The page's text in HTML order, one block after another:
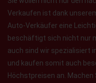
Verkaufen ist dank
Auto-Verkäufer eine
beschäftigt sich nicht nur
auch sind wir spezialisiert
und kaufen somit auch
Höchstpreisen an.